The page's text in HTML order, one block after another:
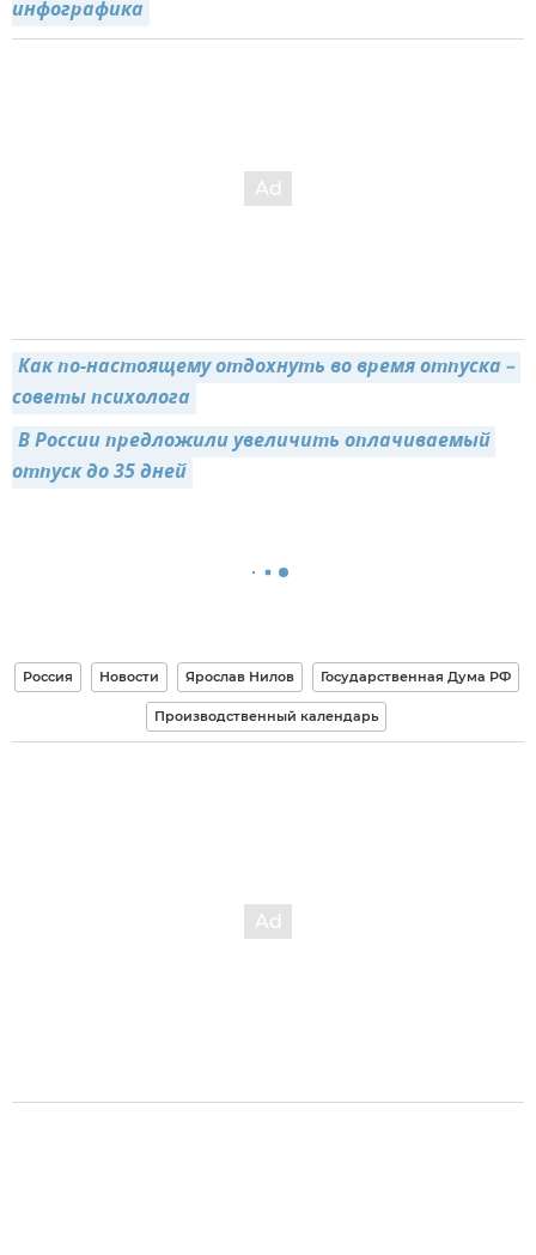
инфографика
Как по-настоящему отдохнуть во время отпуска –
советы психолога
В России предложили увеличить оплачиваемый
отпуск до 35 дней
Россия Новости Ярослав Нилов Государственная Дума РФ
Производственный календарь